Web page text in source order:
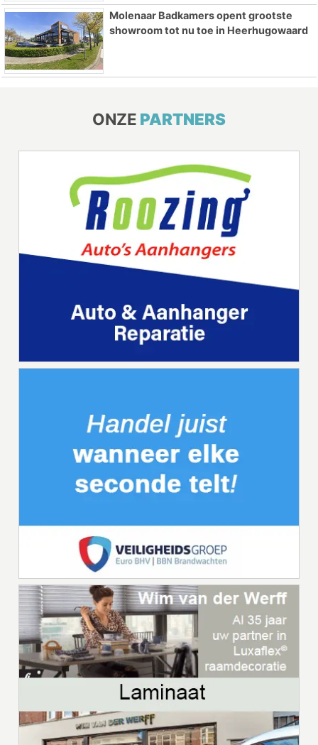
Molenaar Badkamers opent grootste
showroom tot nu toe in Heerhugowaard
ONZE PARTNERS